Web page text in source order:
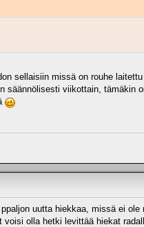
sellaisiin missä on rouhe
säännölisesti viikottain,
uutta hiekkaa, missä ei
olla hetki levittää hiekat